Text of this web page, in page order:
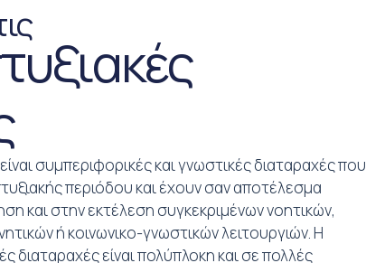
συμπεριφορικές και γνωστικές διαταραχές που
περιόδου και έχουν σαν αποτέλεσμα
και στην εκτέλεση συγκεκριμένων νοητικών,
ή κοινωνικο-γνωστικών λειτουργιών. Η
διαταραχές είναι πολύπλοκη και σε πολλές